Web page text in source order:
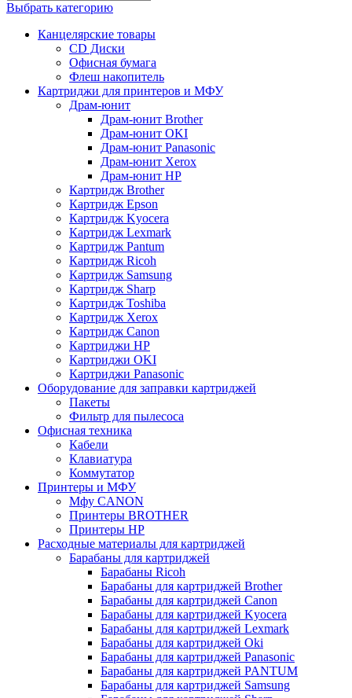
Выбрать категорию
Канцелярские товары
CD Диски
Офисная бумага
Флеш накопитель
Картриджи для принтеров и МФУ
Драм-юнит
Драм-юнит Brother
Драм-юнит OKI
Драм-юнит Panasonic
Драм-юнит Xerox
Драм-юнит НР
Картридж Brother
Картридж Epson
Картридж Kyocera
Картридж Lexmark
Картридж Pantum
Картридж Ricoh
Картридж Samsung
Картридж Sharp
Картридж Toshiba
Картридж Xerox
Картридж Сanon
Картриджи HP
Картриджи OKI
Картриджи Panasonic
Оборудование для заправки картриджей
Пакеты
Фильтр для пылесоса
Офисная техника
Кабели
Клавиатура
Коммутатор
Принтеры и МФУ
Мфу CANON
Принтеры BROTHER
Принтеры HP
Расходные материалы для картриджей
Барабаны для картриджей
Барабаны Ricoh
Барабаны для картриджей Brother
Барабаны для картриджей Canon
Барабаны для картриджей Kyocera
Барабаны для картриджей Lexmark
Барабаны для картриджей Oki
Барабаны для картриджей Panasonic
Барабаны для картриджей PANTUM
Барабаны для картриджей Samsung